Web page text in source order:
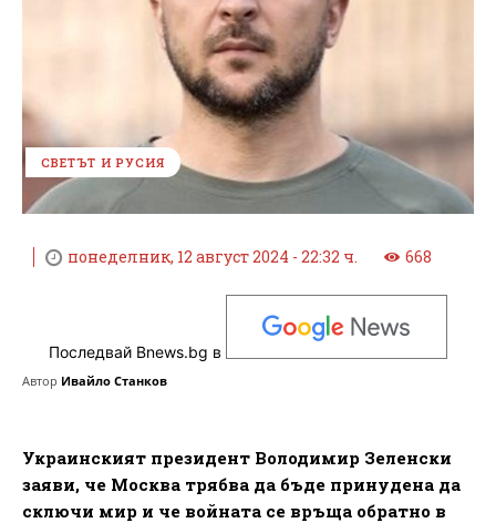
СВЕТЪТ И РУСИЯ
понеделник, 12 август 2024 - 22:32 ч. 668
Последвай Bnews.bg в
Автор Ивайло Станков
Украинският президент Володимир Зеленски
заяви, че Москва трябва да бъде принудена да
сключи мир и че войната се връща обратно в